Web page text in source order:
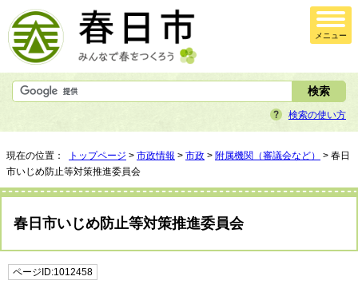
メニュー
検索の使い方
現在の位置： トップページ > 市政情報 > 市政 > 附属機関（審議会など）
> 春日
市いじめ防止等対策推進委員会
春日市いじめ防止等対策推進委員会
ページID:1012458